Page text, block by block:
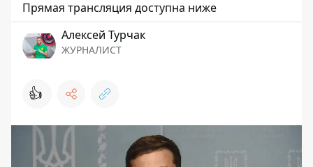
Прямая трансляция доступна ниже
Алексей Турчак
ЖУРНАЛИСТ
👍